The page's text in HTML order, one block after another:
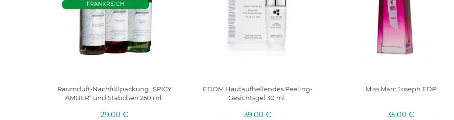
FRANKREICH
Raumduft-Nachfüllpackung „SPICY
AMBER“ und Stäbchen 250 ml.
29,00 €
EDOM Hautaufhellendes Peeling-
Gesichtsgel 30 ml.
39,00 €
Miss Marc Joseph EDP
35,00 €